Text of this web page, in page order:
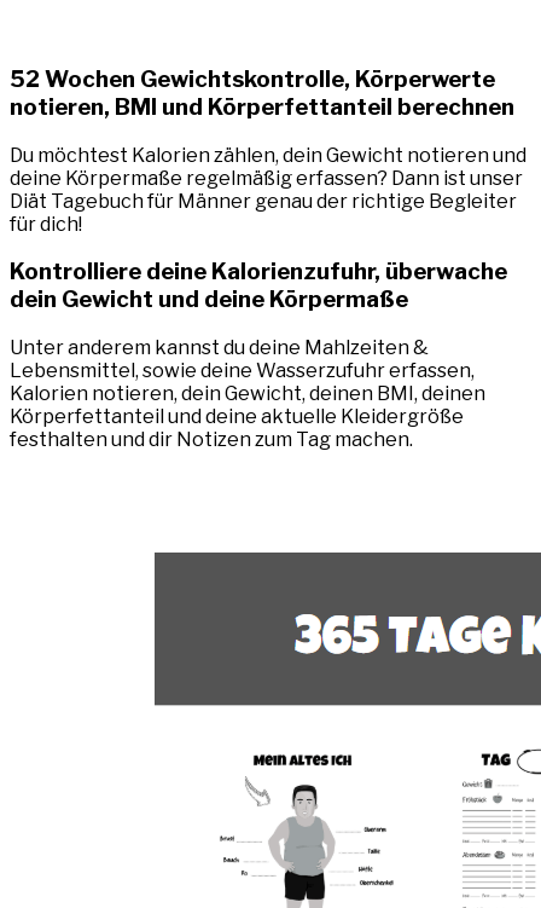
52 Wochen Gewichtskontrolle, Körperwerte
notieren, BMI und Körperfettanteil berechnen
Du möchtest Kalorien zählen, dein Gewicht notieren und
deine Körpermaße regelmäßig erfassen? Dann ist unser
Diät Tagebuch für Männer genau der richtige Begleiter
für dich!
Kontrolliere deine Kalorienzufuhr, überwache
dein Gewicht und deine Körpermaße
Unter anderem kannst du deine Mahlzeiten &
Lebensmittel, sowie deine Wasserzufuhr erfassen,
Kalorien notieren, dein Gewicht, deinen BMI, deinen
Körperfettanteil und deine aktuelle Kleidergröße
festhalten und dir Notizen zum Tag machen.